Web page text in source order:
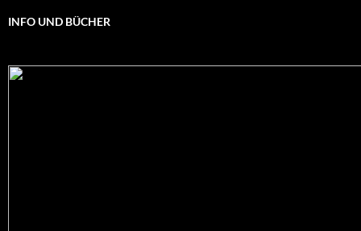
INFO UND BÜCHER